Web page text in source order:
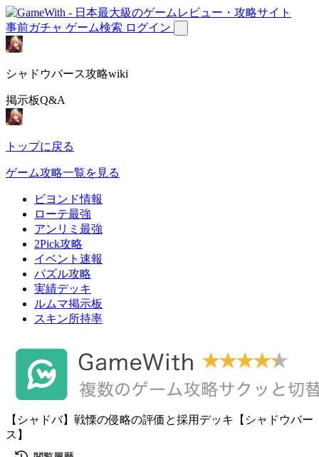
事前ガチャ ゲーム検索 ログイン
シャドウバース攻略wiki
掲示板Q&A
トップに戻る
ゲーム攻略一覧を見る
ビヨンド情報
ローテ最強
アンリミ最強
2Pick攻略
イベント速報
パズル攻略
実績デッキ
ルムマ掲示板
スキン所持率
【シャドバ】戦慄の侵略の評価と採用デッキ【シャドウバー
ス】